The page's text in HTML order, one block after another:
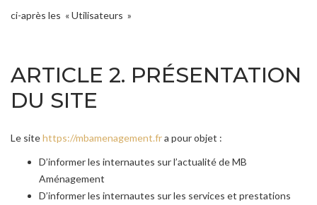
ci-après les « Utilisateurs »
ARTICLE 2. PRÉSENTATION
DU SITE
Le sitehttps://mbamenagement.fra pour objet :
D’informer les internautes sur l’actualité de MB
Aménagement
D’informer les internautes sur les services et prestations